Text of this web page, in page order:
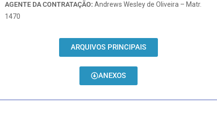
AGENTE DA CONTRATAÇÃO: Andrews Wesley de Oliveira – Matr.
1470
ARQUIVOS PRINCIPAIS
ANEXOS